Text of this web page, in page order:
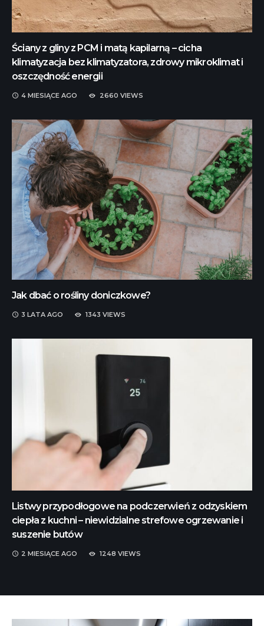
Ściany z gliny z PCM i matą kapilarną – cicha
klimatyzacja bez klimatyzatora, zdrowy mikroklimat i
oszczędność energii
4 MIESIĄCE AGO 2660 VIEWS
Jak dbać o rośliny doniczkowe?
3 LATA AGO 1343 VIEWS
Listwy przypodłogowe na podczerwień z odzyskiem
ciepła z kuchni – niewidzialne strefowe ogrzewanie i
suszenie butów
2 MIESIĄCE AGO 1248 VIEWS